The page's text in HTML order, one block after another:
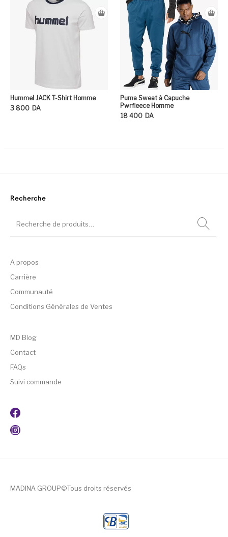
Hummel JACK T-Shirt Homme
3 800 DA
Puma Sweat à Capuche
Pwrfleece Homme
18 400 DA
Recherche
A propos
Carrière
Communauté
Conditions Générales de Ventes
MD Blog
Contact
FAQs
Suivi commande
MADINA GROUP©Tous droits réservés